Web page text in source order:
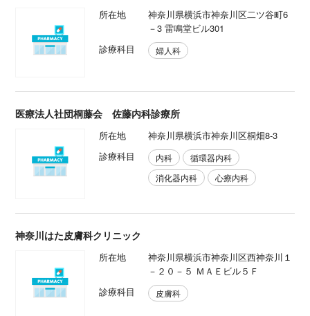
所在地
神奈川県横浜市神奈川区二ツ谷町6
－3 雷鳴堂ビル301
診療科目
婦人科
医療法人社団桐藤会 佐藤内科診療所
所在地
神奈川県横浜市神奈川区桐畑8-3
診療科目
内科
循環器内科
消化器内科
心療内科
神奈川はた皮膚科クリニック
所在地
神奈川県横浜市神奈川区西神奈川１
－２０－５ ＭＡＥビル５Ｆ
診療科目
皮膚科